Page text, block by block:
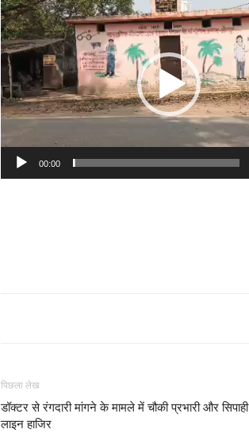
Player
00:00
पिछला लेख
डॉक्टर से रंगदारी मांगने के मामले में चौकी प्रभारी और सिपाही
लाइन हाजिर